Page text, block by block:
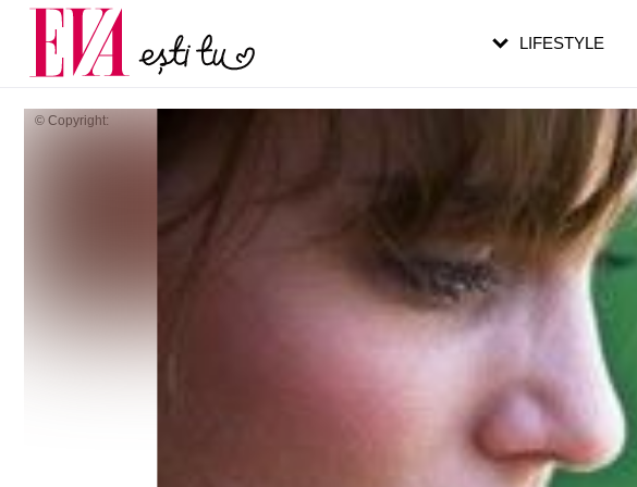
© Copyright:
LIFESTYLE
Carieră
Actualitate
pe măsură ce înaintezi în vârstă